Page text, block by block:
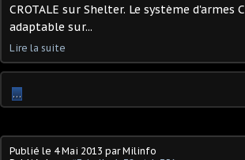
CROTALE sur Shelter. Le système d'armes
adaptable sur...
Lire la suite
…
Publié le 4 Mai 2013 par Milinfo